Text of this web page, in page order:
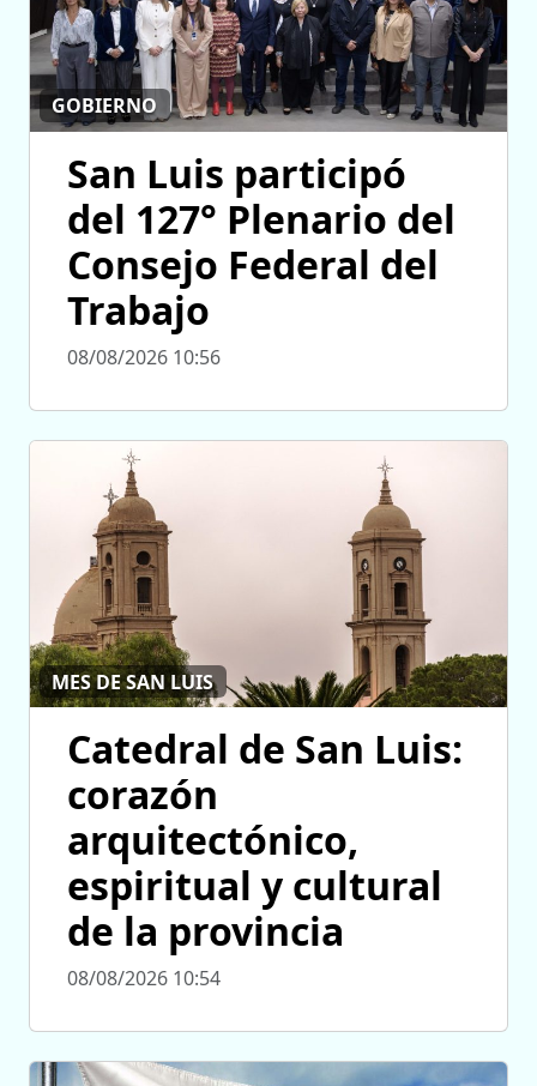
GOBIERNO
San Luis participó
del 127° Plenario del
Consejo Federal del
Trabajo
08/08/2026 10:56
MES DE SAN LUIS
Catedral de San Luis:
corazón
arquitectónico,
espiritual y cultural
de la provincia
08/08/2026 10:54